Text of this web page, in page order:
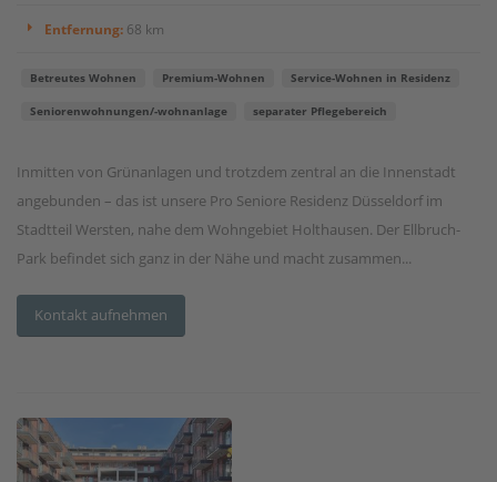
Entfernung: 68 km
Betreutes Wohnen Premium-Wohnen Service-Wohnen in Residenz
Seniorenwohnungen/-wohnanlage separater Pflegebereich
Inmitten von Grünanlagen und trotzdem zentral an die Innenstadt
angebunden – das ist unsere Pro Seniore Residenz Düsseldorf im
Stadtteil Wersten, nahe dem Wohngebiet Holthausen. Der Ellbruch-
Park befindet sich ganz in der Nähe und macht zusammen...
Kontakt aufnehmen